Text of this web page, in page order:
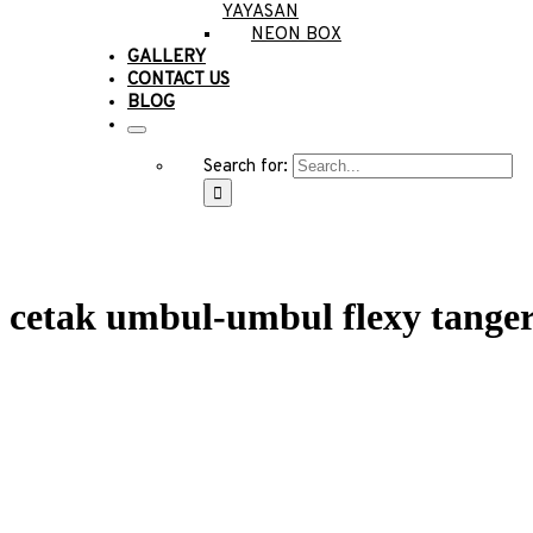
YAYASAN
NEON BOX
GALLERY
CONTACT US
BLOG
Search for:
cetak umbul-umbul flexy